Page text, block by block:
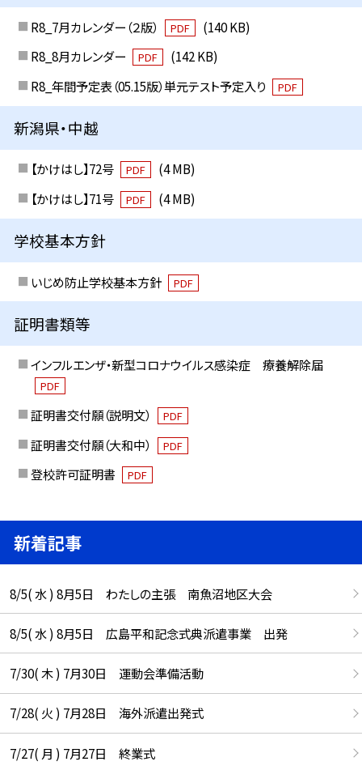
R8_7月カレンダー（２版） PDF
(140 KB)
R8_8月カレンダー
PDF
(142 KB)
R8_年間予定表（05.15版）単元テスト予定入り
PDF
新潟県・中越
【かけはし】72号 PDF
(4 MB)
【かけはし】71号
PDF (4 MB)
学校基本方針
いじめ防止学校基本方針 PDF
証明書類等
インフルエンザ・新型コロナウイルス感染症 療養解除届
PDF
証明書交付願（説明文） PDF
証明書交付願（大和中） PDF
登校許可証明書 PDF
新着記事
8/5( 水 ) 8月5日 わたしの主張 南魚沼地区大会
8/5( 水 ) 8月5日 広島平和記念式典派遣事業 出発
7/30( 木 ) 7月30日 運動会準備活動
7/28( 火 ) 7月28日 海外派遣出発式
7/27( 月 ) 7月27日 終業式